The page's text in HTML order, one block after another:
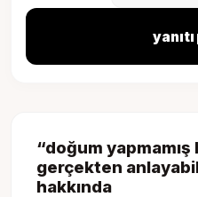
“doğum
gerçekten
hakkında